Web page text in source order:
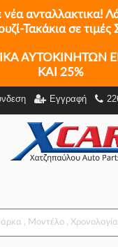
νέα ανταλλακτικα!
Τακάκια σε
ΑΥΤΟΚΙΝΗΤΩΝ
ΚΑΙ 25%
Εγγραφή